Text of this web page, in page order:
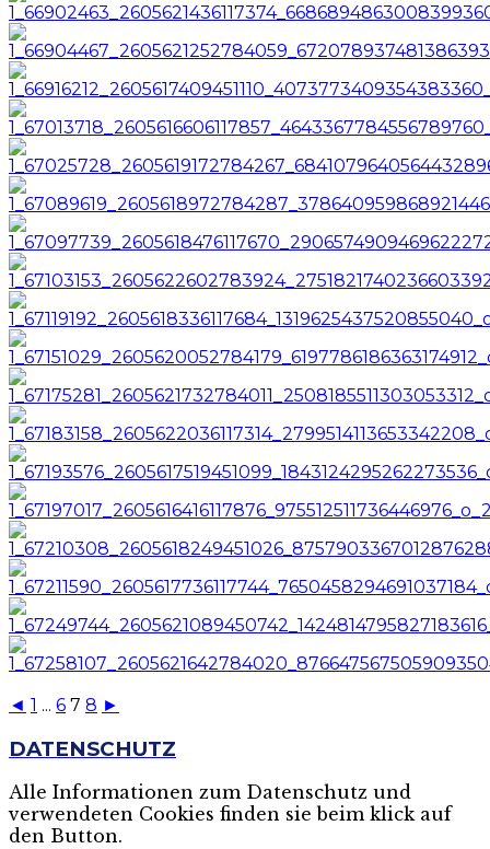
◄ 1 ... 6 7 8 ►
DATENSCHUTZ
Alle Informationen zum Datenschutz und
verwendeten Cookies finden sie beim klick auf
den Button.